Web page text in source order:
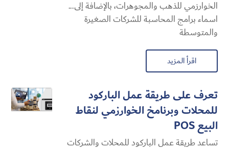
الخوارزمي للذهب والمجوهرات، بالإضافة إلى...
اسماء برامج المحاسبة للشركات الصغيرة
والمتوسطة
اقرأ المزيد
تعرف على طريقة عمل الباركود
للمحلات وبرنامخ الخوارزمي لنقاط
البيع POS
تساعد طريقة عمل الباركود للمحلات والشركات